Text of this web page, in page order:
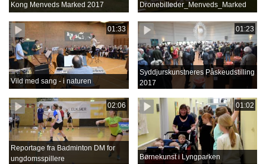
Kong Menveds Marked 2017 Dronebilleder_Menveds_Marked
01:33
Vild med sang - i naturen
01:23
Syddjurskunstneres Påskeudstilling
2017
02:06
Reportage fra Badminton DM for
ungdomsspillere
01:02
Børnekunst i Lyngparken